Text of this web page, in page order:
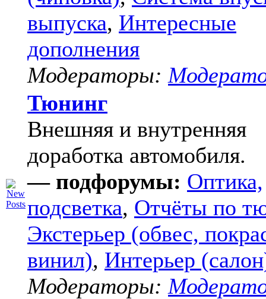
выпуска, Интересные
дополнения
Модераторы:
Тюнинг
Внешняя и внутренняя
доработка автомобиля.
— подфорумы: Оптика,
подсветка, Отчёты по
Экстерьер (обвес,
винил), Интерьер
Модераторы: